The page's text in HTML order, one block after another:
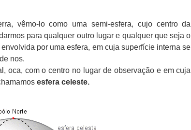
vêmo-lo como uma semi-esfera, cujo centro da
para qualquer outro lugar e qualquer que seja o
por uma esfera, em cuja superfície interna se
nos.
oca, com o centro no lugar de observação e em cuja
esfera celeste.